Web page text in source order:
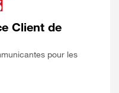
Client de
pour les